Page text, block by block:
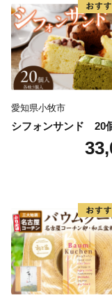
ひこの機会に氷
楽しんでください
愛知県小牧市
シフォンサンド 20